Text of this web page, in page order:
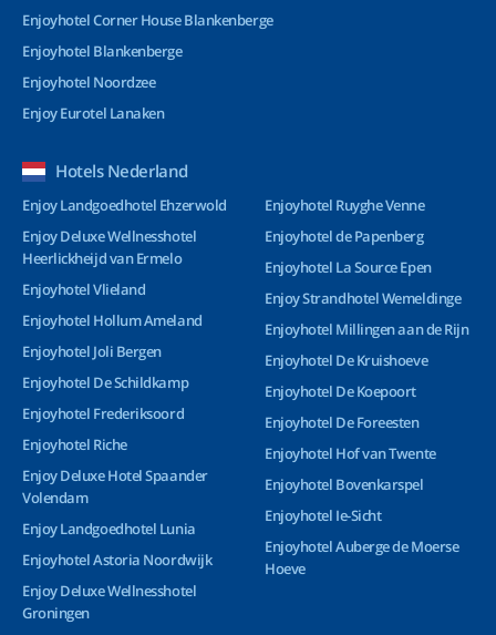
Enjoyhotel Corner House Blankenberge
Enjoyhotel Blankenberge
Enjoyhotel Noordzee
Enjoy Eurotel Lanaken
Hotels Nederland
Enjoy Landgoedhotel Ehzerwold
Enjoy Deluxe Wellnesshotel
Heerlickheijd van Ermelo
Enjoyhotel Vlieland
Enjoyhotel Hollum Ameland
Enjoyhotel Joli Bergen
Enjoyhotel De Schildkamp
Enjoyhotel Frederiksoord
Enjoyhotel Riche
Enjoy Deluxe Hotel Spaander
Volendam
Enjoy Landgoedhotel Lunia
Enjoyhotel Astoria Noordwijk
Enjoy Deluxe Wellnesshotel
Groningen
Enjoyhotel Ruyghe Venne
Enjoyhotel de Papenberg
Enjoyhotel La Source Epen
Enjoy Strandhotel Wemeldinge
Enjoyhotel Millingen aan de Rijn
Enjoyhotel De Kruishoeve
Enjoyhotel De Koepoort
Enjoyhotel De Foreesten
Enjoyhotel Hof van Twente
Enjoyhotel Bovenkarspel
Enjoyhotel Ie-Sicht
Enjoyhotel Auberge de Moerse
Hoeve